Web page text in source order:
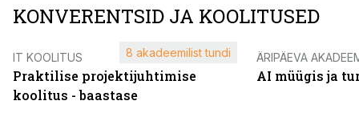
KONVERENTSID JA KOOLITUSED
IT KOOLITUS
Praktilise projektijuhtimise
koolitus - baastase
8 akadeemilist tundi ÄRIPÄEVA
AI müügis ja